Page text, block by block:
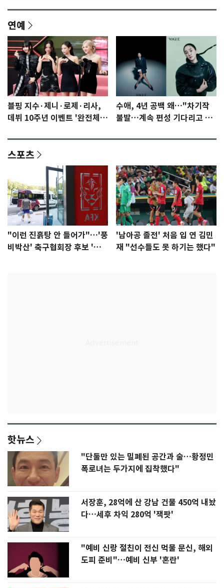
연예
블핑 지수·제니·로제·리사,
데뷔 10주년 이벤트 '완전체'
수애, 4년 공백 왜…"차기작
불발…계속 편성 기다리고 있
스포츠
"이런 진흙탕 안 들어가"…'풍
비박산' 축구협회장 후보 '실
'남아공 졸전' 처음 입 연 김민
재 "선수들도 못 하기는 했다"
핫뉴스
"단둘만 있는 밀폐된 공간과 술…황정민
폭로녀는 두가지에 집착했다"
서장훈, 28억에 산 강남 건물 450억 내놨
다…세후 차익 280억 '잭팟'
"예비 신랑 절친이 전신 먹물 문신, 해외
도피 준비"…예비 신부 '혼란'